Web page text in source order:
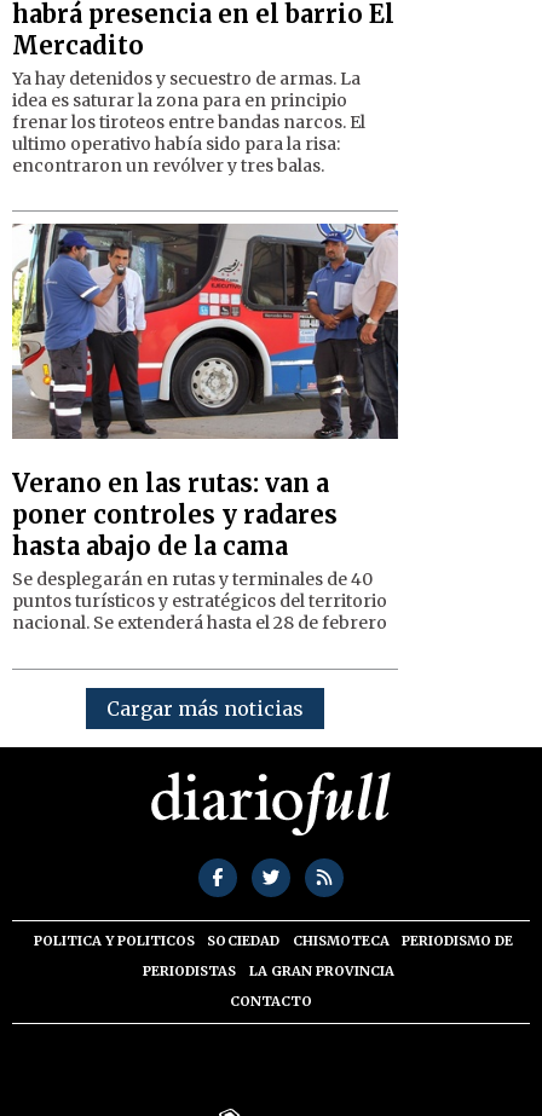
habrá presencia en el barrio El
Mercadito
Ya hay detenidos y secuestro de armas. La
idea es saturar la zona para en principio
frenar los tiroteos entre bandas narcos. El
ultimo operativo había sido para la risa:
encontraron un revólver y tres balas.
Verano en las rutas: van a
poner controles y radares
hasta abajo de la cama
Se desplegarán en rutas y terminales de 40
puntos turísticos y estratégicos del territorio
nacional. Se extenderá hasta el 28 de febrero
Cargar más noticias
POLITICA Y POLITICOS SOCIEDAD CHISMOTECA
PERIODISMO DE
PERIODISTAS
LA GRAN PROVINCIA
CONTACTO